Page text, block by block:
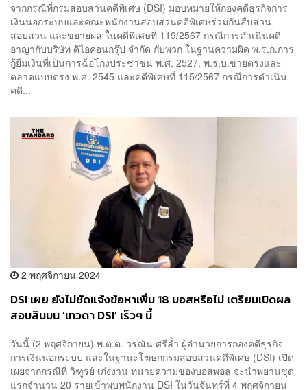
จากกรณีที่กรมสอบสวนคดีพิเศษ (DSI) มอบหมายให้กองคดีธุรกิจการ
เงินนอกระบบและคณะพนักงานสอบสวนคดีพิเศษร่วมกันสืบสวน
สอบสวน และขยายผล ในคดีพิเศษที่ 119/2567 กรณีการดำเนินคดี
อาญากับบริษัท ดิไอคอนกรุ๊ป จำกัด กับพวก ในฐานความผิด พ.ร.ก.การ
กู้ยืมเงินที่เป็นการฉ้อโกงประชาชน พ.ศ. 2527, พ.ร.บ.ขายตรงและ
ตลาดแบบตรง พ.ศ. 2545 และคดีพิเศษที่ 115/2567 กรณีการดำเนิน
คดี...
2 พฤศจิกายน 2024
DSI เผย ยังไม่ชัดแจ้งข้อหาเพิ่ม 18 บอสหรือไม่ เตรียมเปิดผล
สอบสินบน ‘เทวดา DSI’ เร็วๆ นี้
วันนี้ (2 พฤศจิกายน) พ.ต.ต. วรณัน ศรีล้ำ ผู้อำนวยการกองคดีธุรกิจ
การเงินนอกระบบ และในฐานะโฆษกกรมสอบสวนคดีพิเศษ (DSI) เปิด
เผยจากกรณีที่ วิฑูรย์ เก่งงาน ทนายความของบอสพอล จะนำพยานชุด
แรกจำนวน 20 รายเข้าพบพนักงาน DSI ในวันจันทร์ที่ 4 พฤศจิกายน